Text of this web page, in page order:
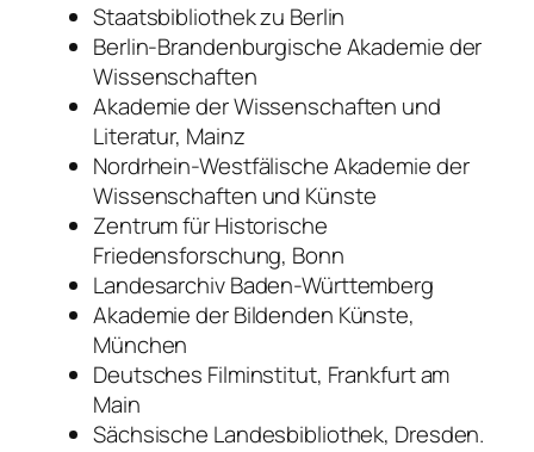
Staatsbibliothek zu Berlin
Berlin-Brandenburgische Akademie der
Wissenschaften
Akademie der Wissenschaften und
Literatur, Mainz
Nordrhein-Westfälische Akademie der
Wissenschaften und Künste
Zentrum für Historische
Friedensforschung, Bonn
Landesarchiv Baden-Württemberg
Akademie der Bildenden Künste,
München
Deutsches Filminstitut, Frankfurt am
Main
Sächsische Landesbibliothek, Dresden.